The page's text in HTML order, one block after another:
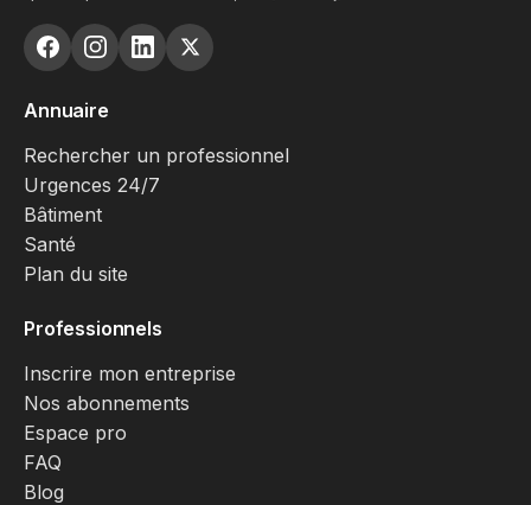
Annuaire
Rechercher un professionnel
Urgences 24/7
Bâtiment
Santé
Plan du site
Professionnels
Inscrire mon entreprise
Nos abonnements
Espace pro
FAQ
Blog